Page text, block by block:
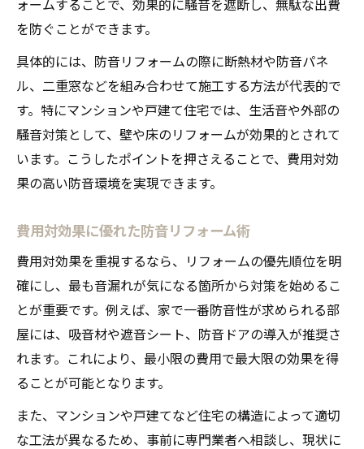
ォームすることで、効果的に騒音を遮断し、無駄な出費
を防ぐことができます。
具体的には、防音リフォームの際に断熱材や防音パネ
ル、二重窓などを組み合わせて施工する方法が代表的で
す。特にマンションや戸建て住宅では、生活音や外部の
騒音対策として、壁や床のリフォームが効果的とされて
います。こうしたポイントを押さえることで、費用対効
果の高い防音環境を実現できます。
費用対効果に優れた防音リフォーム術
費用対効果を重視するなら、リフォームの優先順位を明
確にし、最も音漏れが気になる箇所から対策を始めるこ
とが重要です。例えば、家で一番防音性が求められる部
屋には、吸音材や遮音シート、防音ドアの導入が推奨さ
れます。これにより、最小限の費用で最大限の効果を得
ることが可能となります。
また、マンションや戸建てなど住宅の構造によって適切
な工法が異なるため、事前に専門業者へ相談し、現状に